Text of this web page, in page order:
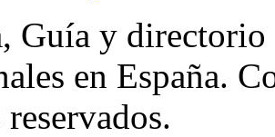
Guía y directorio
en España.